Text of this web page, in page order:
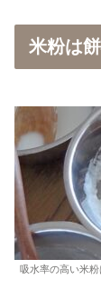
米粉は
吸水率の高い米